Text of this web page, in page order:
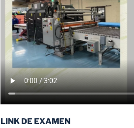
LINK DE EXAMEN